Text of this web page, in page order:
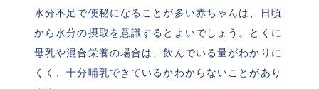
水分不足で便秘になることが多い赤ちゃんは、日頃
から水分の摂取を意識するとよいでしょう。とくに
母乳や混合栄養の場合は、飲んでいる量がわかりに
くく、十分哺乳できているかわからないことがあり